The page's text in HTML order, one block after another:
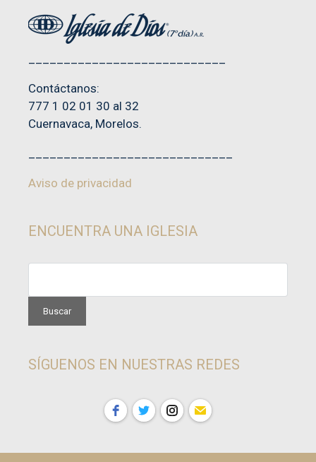
Contáctanos:
777 1 02 01 30 al 32
Cuernavaca, Morelos.
Aviso de privacidad
ENCUENTRA UNA IGLESIA
SÍGUENOS EN NUESTRAS REDES